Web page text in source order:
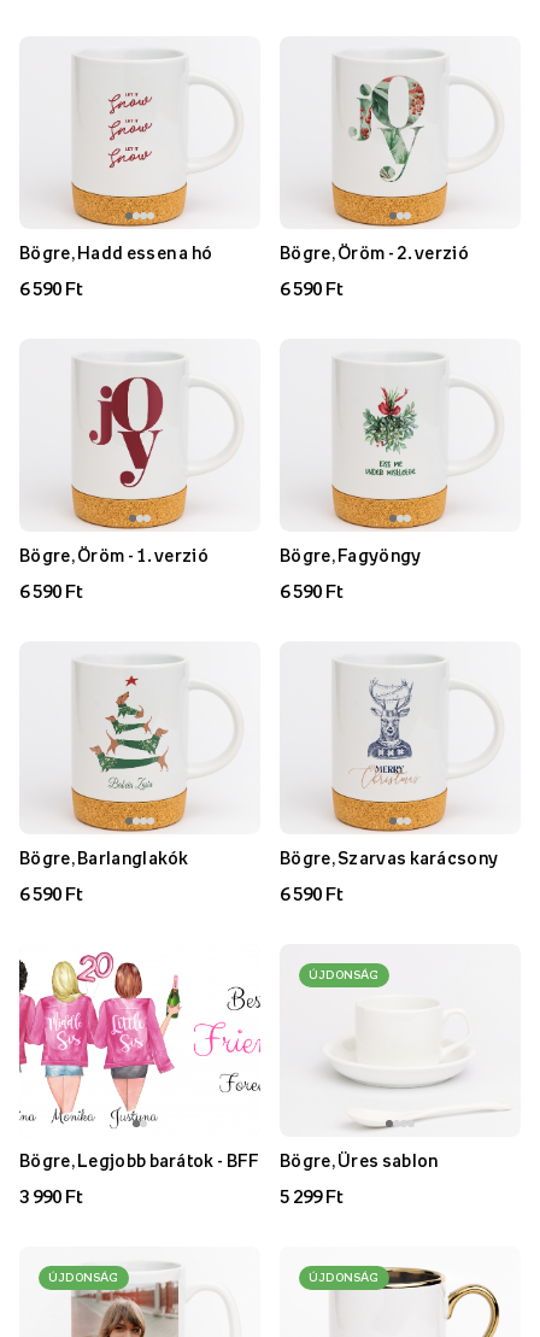
Bögre, Hadd essen a hó
6 590 Ft
Bögre, Öröm - 2. verzió
6 590 Ft
Bögre, Öröm - 1. verzió
6 590 Ft
Bögre, Fagyöngy
6 590 Ft
Bögre, Barlanglakók
6 590 Ft
Bögre, Szarvas karácsony
6 590 Ft
Bögre, Legjobb barátok - BFF
3 990 Ft
ÚJDONSÁG
Bögre, Üres sablon
5 299 Ft
ÚJDONSÁG ÚJDONSÁG